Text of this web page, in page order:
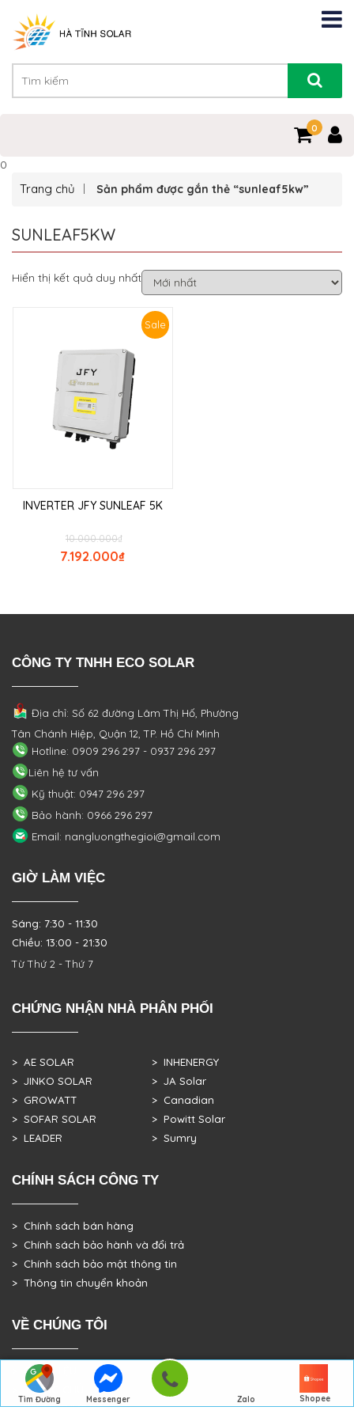
0
Tìm Đường
Messenger
Zalo Shopee
0
Trang chủ Sản phẩm được gắn thẻ “sunleaf5kw”
SUNLEAF5KW
Hiển thị kết quả duy nhất
Sale
INVERTER JFY SUNLEAF 5K
₫
10.000.000
₫
7.192.000
CÔNG TY TNHH ECO SOLAR
Địa chỉ: Số 62 đường Lâm Thị Hố, Phường
Tân Chánh Hiệp, Quận 12, TP. Hồ Chí Minh
Hotline: 0909 296 297 - 0937 296 297
Liên hệ tư vấn
Kỹ thuật: 0947 296 297
Bảo hành: 0966 296 297
Email: nangluongthegioi@gmail.com
GIỜ LÀM VIỆC
Sáng: 7:30 - 11:30
Chiều: 13:00 - 21:30
Từ Thứ 2 - Thứ 7
CHỨNG NHẬN NHÀ PHÂN PHỐI
> AE SOLAR
> JINKO SOLAR
> GROWATT
> SOFAR SOLAR
> LEADER
> INHENERGY
> JA Solar
> Canadian
> Powitt Solar
> Sumry
CHÍNH SÁCH CÔNG TY
> Chính sách bán hàng
> Chính sách bảo hành và đổi trả
> Chính sách bảo mật thông tin
> Thông tin chuyển khoản
VỀ CHÚNG TÔI
> GIỚI THIỆU
> TRANG CHỦ
> DỰ ÁN THỰC TẾ